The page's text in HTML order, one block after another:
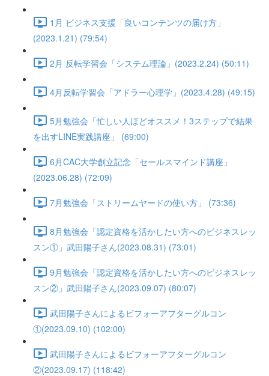
1月 ビジネス支援「良いコンテンツの届け方」
(2023.1.21) (79:54)
2月 反転学習会「システム理論」(2023.2.24) (50:11)
4月反転学習会「アドラー心理学」(2023.4.28) (49:15)
5月勉強会「忙しい人ほどオススメ！3ステップで結果
を出すLINE実践講座」 (69:00)
6月CAC大学創立記念「セールスマインド講座」
(2023.06.28) (72:09)
7月勉強会「ストリームヤードの使い方」 (73:36)
8月勉強会「認定資格を活かしたい方へのビジネスレッ
スン①」武田陽子さん(2023.08.31) (73:01)
9月勉強会「認定資格を活かしたい方へのビジネスレッ
スン②」武田陽子さん(2023.09.07) (80:07)
武田陽子さんによるビフォーアフターグルコン
①(2023.09.10) (102:00)
武田陽子さんによるビフォーアフターグルコン
②(2023.09.17) (118:42)